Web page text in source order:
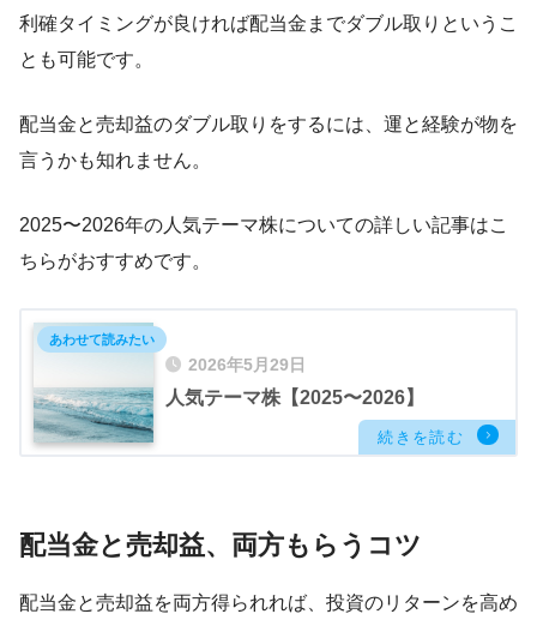
利確タイミングが良ければ配当金までダブル取りというこ
とも可能です。
配当金と売却益のダブル取りをするには、運と経験が物を
言うかも知れません。
2025〜2026年の人気テーマ株についての詳しい記事はこ
ちらがおすすめです。
2026年5月29日
人気テーマ株【2025〜2026】
配当金と売却益、両方もらうコツ
配当金と売却益を両方得られれば、投資のリターンを高め